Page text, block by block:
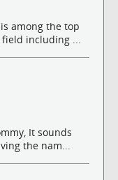
among the top
field including ...
It sounds
the nam...